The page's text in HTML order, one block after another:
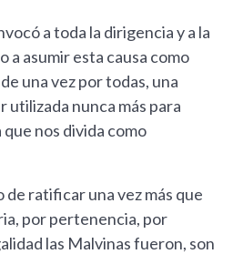
a toda la dirigencia y a la
a asumir esta causa como
una vez por todas, una
utilizada nunca más para
nos divida como
de ratificar una vez más que
por pertenencia, por
las Malvinas fueron, son